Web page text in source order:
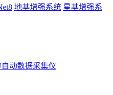
地基增强系统 星基增强系
动数据采集仪